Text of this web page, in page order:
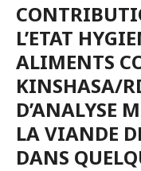
L’ETAT
ALIMENTS
KINSHASA/
D’ANALYSE
LA VIANDE
DANS